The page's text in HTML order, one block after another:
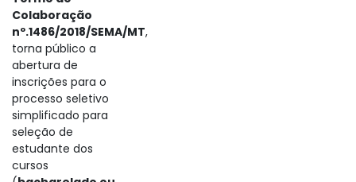
Colaboração
nº.1486/2018/SEMA/MT,
torna público a
abertura de
inscrições para o
processo seletivo
simplificado para
seleção de
estudante dos
cursos